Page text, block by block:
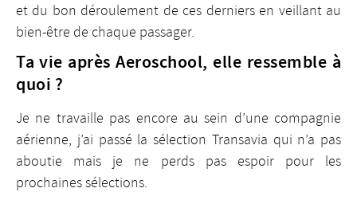
et du bon déroulement de ces derniers en veillant au
bien-être de chaque passager.
Ta vie après Aeroschool, elle ressemble à
quoi ?
Je ne travaille pas encore au sein d’une compagnie
aérienne, j’ai passé la sélection Transavia qui n’a pas
aboutie mais je ne perds pas espoir pour les
prochaines sélections.